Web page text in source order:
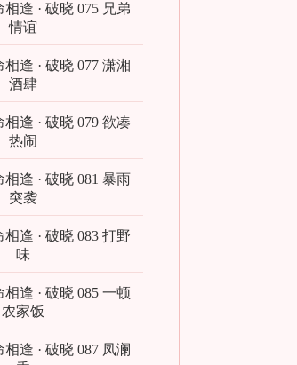
逢 · 破晓 075 兄弟
情谊
逢 · 破晓 077 潇湘
酒肆
逢 · 破晓 079 欲凑
热闹
逢 · 破晓 081 暴雨
突袭
逢 · 破晓 083 打野
味
逢 · 破晓 085 一顿
农家饭
逢 · 破晓 087 凤澜